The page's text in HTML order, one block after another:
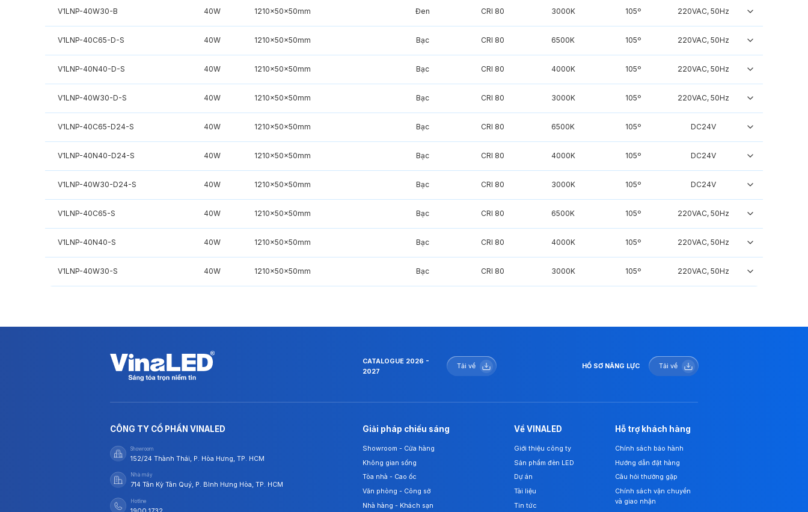
V1LNP-40W30-B 40W 1210x50x50mm Đen CRI 80 3000K 105º 220VAC, 50Hz
V1LNP-40C65-D-S 40W 1210x50x50mm Bạc CRI 80 6500K 105º 220VAC, 50Hz
V1LNP-40N40-D-S 40W 1210x50x50mm Bạc CRI 80 4000K 105º 220VAC, 50Hz
V1LNP-40W30-D-S 40W 1210x50x50mm Bạc CRI 80 3000K 105º 220VAC, 50Hz
V1LNP-40C65-D24-S 40W 1210x50x50mm Bạc CRI 80 6500K 105º DC24V
V1LNP-40N40-D24-S 40W 1210x50x50mm Bạc CRI 80 4000K 105º DC24V
V1LNP-40W30-D24-S 40W 1210x50x50mm Bạc CRI 80 3000K 105º DC24V
V1LNP-40C65-S 40W 1210x50x50mm Bạc CRI 80 6500K 105º 220VAC, 50Hz
V1LNP-40N40-S 40W 1210x50x50mm Bạc CRI 80 4000K 105º 220VAC, 50Hz
V1LNP-40W30-S 40W 1210x50x50mm Bạc CRI 80 3000K 105º 220VAC, 50Hz
CATALOGUE 2026 -
2027
Tải về HỒ SƠ NĂNG LỰC Tải về
CÔNG TY CỔ PHẦN VINALED
Showroom
152/24 Thành Thái, P. Hòa Hưng, TP. HCM
Nhà máy
714 Tân Kỳ Tân Quý, P. Bình Hưng Hòa, TP. HCM
Hotline
Giải pháp chiếu sáng
Showroom - Cửa hàng
Không gian sống
Tòa nhà - Cao ốc
Văn phòng - Công sở
Nhà hàng - Khách sạn
Về VINALED
Giới thiệu công ty
Sản phẩm đèn LED
Dự án
Tài liệu
Tin tức
Hỗ trợ khách hàng
Chính sách bảo hành
Hướng dẫn đặt hàng
Câu hỏi thường gặp
Chính sách vận chuyển
và giao nhận